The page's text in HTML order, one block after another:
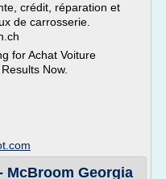
crédit, réparation et
de carrosserie.
for Achat Voiture
Now.
McBroom Georgia